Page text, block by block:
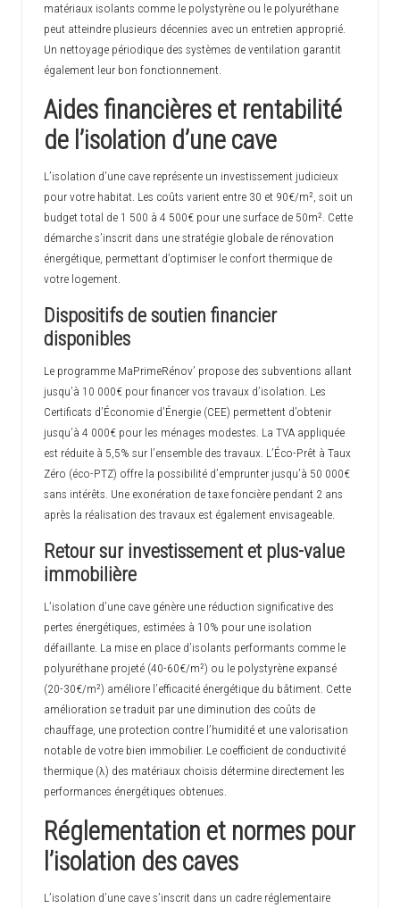
matériaux isolants comme le polystyrène ou le polyuréthane
peut atteindre plusieurs décennies avec un entretien approprié.
Un nettoyage périodique des systèmes de ventilation garantit
également leur bon fonctionnement.
Aides financières et rentabilité
de l’isolation d’une cave
L’isolation d’une cave représente un investissement judicieux
pour votre habitat. Les coûts varient entre 30 et 90€/m², soit un
budget total de 1 500 à 4 500€ pour une surface de 50m². Cette
démarche s’inscrit dans une stratégie globale de rénovation
énergétique, permettant d’optimiser le confort thermique de
votre logement.
Dispositifs de soutien financier
disponibles
Le programme MaPrimeRénov’ propose des subventions allant
jusqu’à 10 000€ pour financer vos travaux d’isolation. Les
Certificats d’Économie d’Énergie (CEE) permettent d’obtenir
jusqu’à 4 000€ pour les ménages modestes. La TVA appliquée
est réduite à 5,5% sur l’ensemble des travaux. L’Éco-Prêt à Taux
Zéro (éco-PTZ) offre la possibilité d’emprunter jusqu’à 50 000€
sans intérêts. Une exonération de taxe foncière pendant 2 ans
après la réalisation des travaux est également envisageable.
Retour sur investissement et plus-value
immobilière
L’isolation d’une cave génère une réduction significative des
pertes énergétiques, estimées à 10% pour une isolation
défaillante. La mise en place d’isolants performants comme le
polyuréthane projeté (40-60€/m²) ou le polystyrène expansé
(20-30€/m²) améliore l’efficacité énergétique du bâtiment. Cette
amélioration se traduit par une diminution des coûts de
chauffage, une protection contre l’humidité et une valorisation
notable de votre bien immobilier. Le coefficient de conductivité
thermique (λ) des matériaux choisis détermine directement les
performances énergétiques obtenues.
Réglementation et normes pour
l’isolation des caves
L’isolation d’une cave s’inscrit dans un cadre réglementaire